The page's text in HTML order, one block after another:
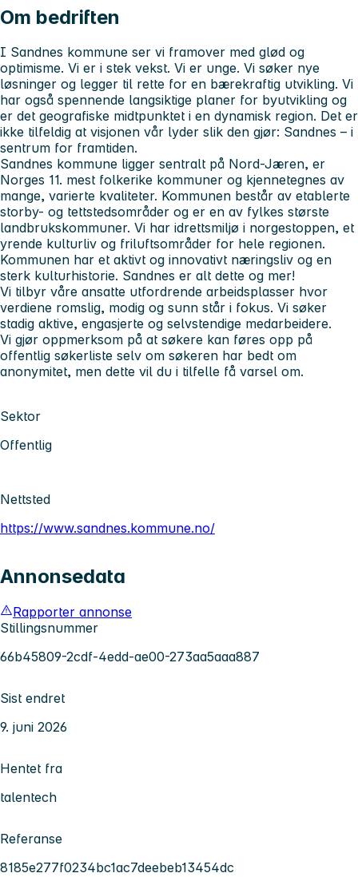
Om bedriften
I Sandnes kommune ser vi framover med glød og
optimisme. Vi er i stek vekst. Vi er unge. Vi søker nye
løsninger og legger til rette for en bærekraftig utvikling. Vi
har også spennende langsiktige planer for byutvikling og
er det geografiske midtpunktet i en dynamisk region. Det er
ikke tilfeldig at visjonen vår lyder slik den gjør: Sandnes – i
sentrum for framtiden.
Sandnes kommune ligger sentralt på Nord-Jæren, er
Norges 11. mest folkerike kommuner og kjennetegnes av
mange, varierte kvaliteter. Kommunen består av etablerte
storby- og tettstedsområder og er en av fylkes største
landbrukskommuner. Vi har idrettsmiljø i norgestoppen, et
yrende kulturliv og friluftsområder for hele regionen.
Kommunen har et aktivt og innovativt næringsliv og en
sterk kulturhistorie. Sandnes er alt dette og mer!
Vi tilbyr våre ansatte utfordrende arbeidsplasser hvor
verdiene romslig, modig og sunn står i fokus. Vi søker
stadig aktive, engasjerte og selvstendige medarbeidere.
Vi gjør oppmerksom på at søkere kan føres opp på
offentlig søkerliste selv om søkeren har bedt om
anonymitet, men dette vil du i tilfelle få varsel om.
Sektor
Offentlig
Nettsted
https://www.sandnes.kommune.no/
Annonsedata
Rapporter annonse
Stillingsnummer
66b45809-2cdf-4edd-ae00-273aa5aaa887
Sist endret
9. juni 2026
Hentet fra
talentech
Referanse
8185e277f0234bc1ac7deebeb13454dc